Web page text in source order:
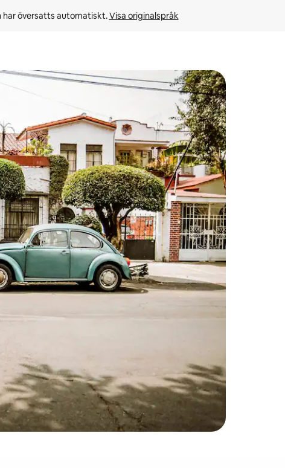
har översatts automatiskt. Visa originalspråk
eller utforska genom att trycka eller svepa.